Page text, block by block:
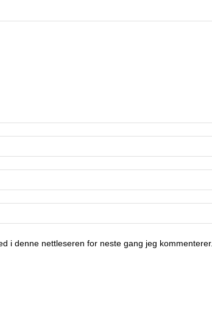
i denne nettleseren for neste gang jeg kommenterer.